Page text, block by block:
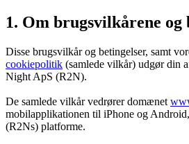
1. Om brugsvilkårene og
Disse brugsvilkår og betingelser, samt
cookiepolitik (samlede vilkår) udgør din
Night ApS (R2N).
De samlede vilkår vedrører domænet
mobilapplikationen til iPhone og
(R2Ns) platforme.